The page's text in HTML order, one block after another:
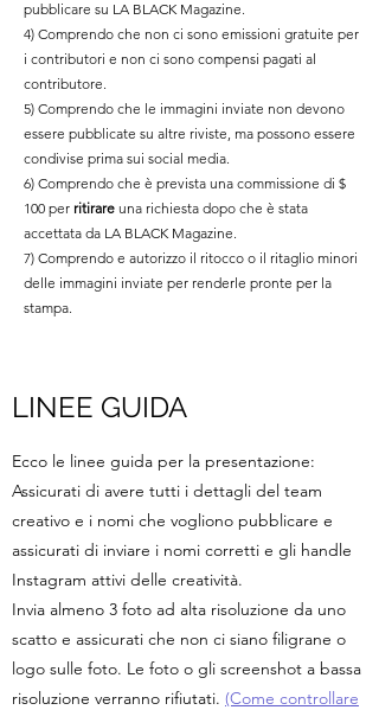
LINEE GUIDA
Ecco le linee guida per la presentazione:
Assicurati di avere tutti i dettagli del team
creativo e i nomi che vogliono pubblicare e
assicurati di inviare i nomi corretti e gli handle
Instagram attivi delle creatività.
Invia almeno 3 foto ad alta risoluzione da uno
scatto e assicurati che non ci siano filigrane o
logo sulle foto. Le foto o gli screenshot a bassa
risoluzione verranno rifiutati. (Come controllare
pubblicare su LA BLACK Magazine.
4) Comprendo che non ci sono emissioni gratuite per
i contributori e non ci sono compensi pagati al
contributore.
5) Comprendo che le immagini inviate non devono
essere pubblicate su altre riviste, ma possono essere
condivise prima sui social media.
6) Comprendo che è prevista una commissione di $
100 per ritirare una richiesta dopo che è stata
accettata da LA BLACK Magazine.
7) Comprendo e autorizzo il ritocco o il ritaglio minori
delle immagini inviate per renderle pronte per la
stampa.